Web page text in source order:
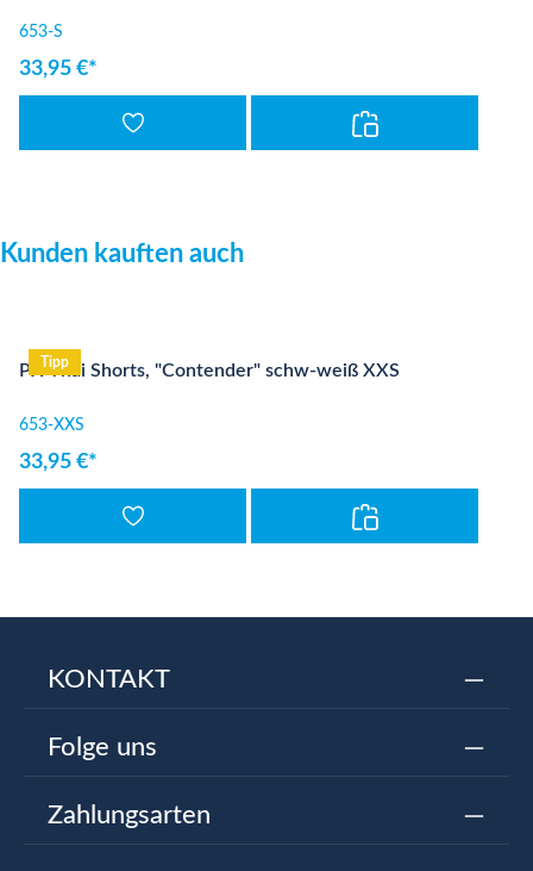
653-S
33,95 €*
Produktgalerie überspringen
Kunden kauften auch
Tipp
PX Thai Shorts, "Contender" schw-weiß XXS
653-XXS
33,95 €*
KONTAKT
Folge uns
Zahlungsarten